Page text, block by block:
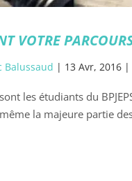
VOTRE
Balussaud | 13 Avr, 2016|
les étudiants du
la majeure partie